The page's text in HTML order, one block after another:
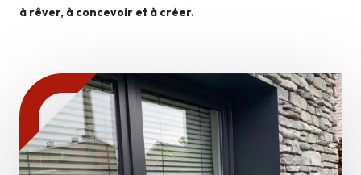
à rêver, à concevoir et à créer.